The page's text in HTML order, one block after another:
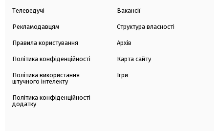
Телеведучі
Рекламодавцям
Правила користування
Політика конфіденційності
Політика використання
штучного інтелекту
Політика конфіденційності
додатку
Вакансії
Структура власності
Архів
Карта сайту
Ігри